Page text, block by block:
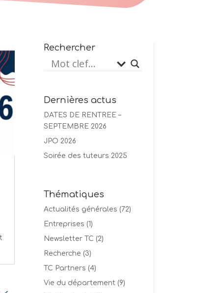
Rechercher
Dernières actus
DATES DE RENTREE –
SEPTEMBRE 2026
JPO 2026
Soirée des tuteurs 2025
Thématiques
Actualités générales (72)
Entreprises (1)
Newsletter TC (2)
Recherche (3)
TC Partners (4)
Vie du département (9)